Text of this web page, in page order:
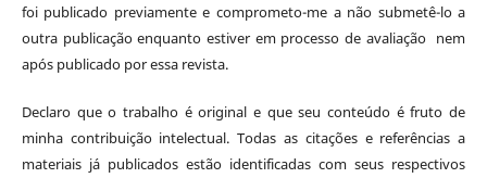
foi publicado previamente e comprometo-me a não submetê-lo a
outra publicação enquanto estiver em processo de avaliação nem
após publicado por essa revista.
Declaro que o trabalho é original e que seu conteúdo é fruto de
minha contribuição intelectual. Todas as citações e referências a
materiais já publicados estão identificadas com seus respectivos